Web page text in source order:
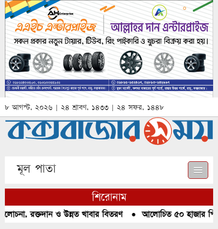
৮ আগস্ট, ২০২৬ | ২৪ শ্রাবণ, ১৪৩৩ | ২৪ সফর, ১৪৪৮
মূল পাতা
শিরোনাম
রক্তদান ও উন্নত খাবার বিতরণ●আলোচিত ৫০ হাজার পিস